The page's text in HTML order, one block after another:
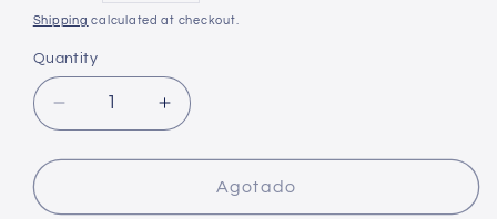
price
Shipping calculated at checkout.
Quantity
Decrease
quantity
for
Merce
Increase
quantity
for
Merce
Agotado